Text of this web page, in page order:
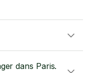
dans Paris.